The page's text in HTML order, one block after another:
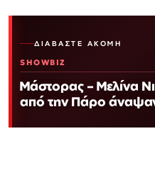
ΔΙΑΒΆΣΤΕ ΑΚΌΜΗ
SHOWBIZ
Μάστορας – Μελίνα
από την Πάρο